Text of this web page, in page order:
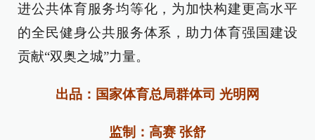
进公共体育服务均等化，为加快构建更高水平
的全民健身公共服务体系，助力体育强国建设
贡献“双奥之城”力量。
出品：国家体育总局群体司 光明网
监制：高赛 张舒